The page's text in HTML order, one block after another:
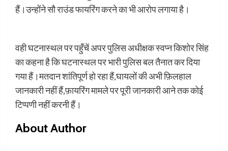
हैं।उन्होंने सौ राउंड फायरिंग करने का भी आरोप लगाया है।
वही घटनास्थल पर पहुँचें अपर पुलिस अधीक्षक स्वप्न किशोर सिंह
का कहना है कि घटनास्थल पर भारी पुलिस बल तैनात कर दिया
गया हैं।मतदान शांतिपूर्ण हो रहा हैं,घायलों की अभी फ़िलहाल
जानकारी नहीं हैं,फ़ायरिंग मामले पर पूरी जानकारी आने तक कोई
टिप्पणी नहीं करनी हैं।
About Author